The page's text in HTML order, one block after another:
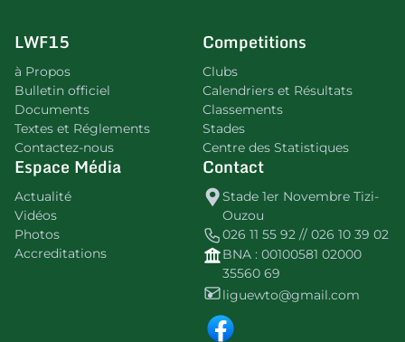
LWF15
à Propos
Bulletin officiel
Documents
Textes et Réglements
Contactez-nous
Competitions
Clubs
Calendriers et Résultats
Classements
Stades
Centre des Statistiques
Espace Média
Actualité
Vidéos
Photos
Accreditations
Contact
Stade 1er Novembre Tizi-
Ouzou
026 11 55 92 // 026 10 39 02
BNA : 00100581 02000
35560 69
liguewto@gmail.com